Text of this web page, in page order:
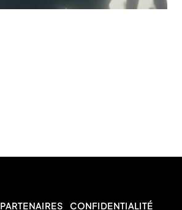
PARTENAIRES CONFIDENTIALITÉ